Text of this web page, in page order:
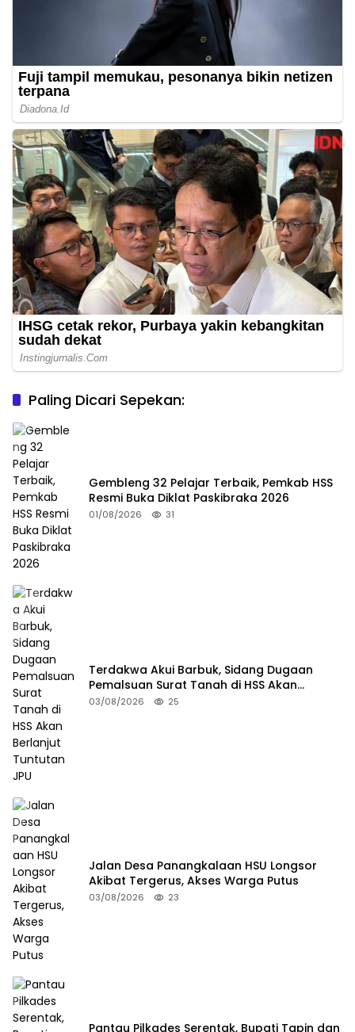
Paling Dicari Sepekan:
Gembleng 32 Pelajar Terbaik, Pemkab HSS
Resmi Buka Diklat Paskibraka 2026
01/08/2026 31
Terdakwa Akui Barbuk, Sidang Dugaan
Pemalsuan Surat Tanah di HSS Akan
Berlanjut Tuntutan JPU
03/08/2026 25
Jalan Desa Panangkalaan HSU Longsor
Akibat Tergerus, Akses Warga Putus
03/08/2026 23
Pantau Pilkades Serentak, Bupati Tapin dan